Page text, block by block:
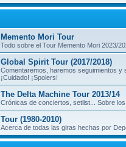
Memento Mori Tour
Todo sobre el Tour Memento Mori 2023/
Global Spirit Tour (2017/2018)
Comentaremos, haremos seguimientos y
¡Cuidado! ¡Spolers!
The Delta Machine Tour 2013/14
Crónicas de conciertos, setlist... Sobre
Tour (1980-2010)
Acerca de todas las giras hechas por